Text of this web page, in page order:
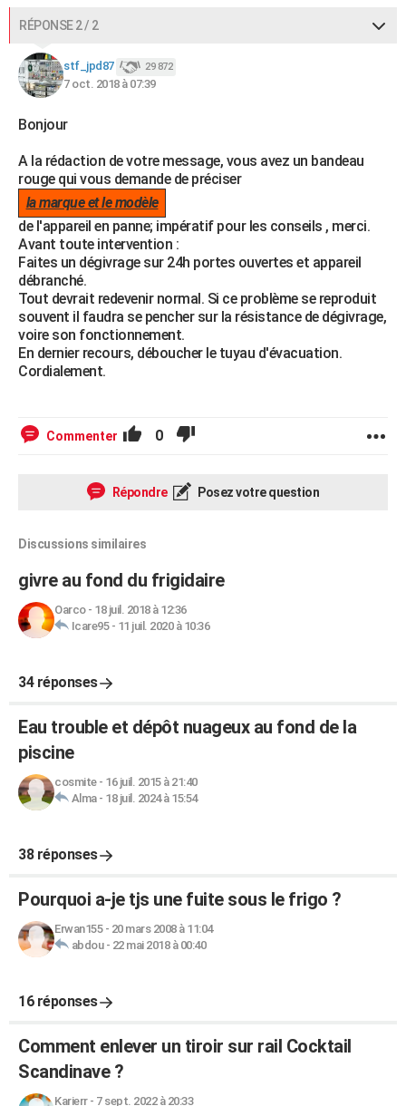
RÉPONSE 2 / 2
stf_jpd87 29 872
7 oct. 2018 à 07:39
Bonjour
A la rédaction de votre message, vous avez un bandeau
rouge qui vous demande de préciser
la marque et le modèle
de l'appareil en panne; impératif pour les conseils , merci.
Avant toute intervention :
Faites un dégivrage sur 24h portes ouvertes et appareil
débranché.
Tout devrait redevenir normal. Si ce problème se reproduit
souvent il faudra se pencher sur la résistance de dégivrage,
voire son fonctionnement.
En dernier recours, déboucher le tuyau d'évacuation.
Cordialement.
Commenter 0
Répondre Posez votre question
Discussions similaires
givre au fond du frigidaire
Oarco- 18 juil. 2018 à 12:36
Icare95- 11 juil. 2020 à 10:36
34 réponses
Eau trouble et dépôt nuageux au fond de la
piscine
cosmite- 16 juil. 2015 à 21:40
Alma- 18 juil. 2024 à 15:54
38 réponses
Pourquoi a-je tjs une fuite sous le frigo ?
Erwan155- 20 mars 2008 à 11:04
abdou- 22 mai 2018 à 00:40
16 réponses
Comment enlever un tiroir sur rail Cocktail
Scandinave ?
Karierr- 7 sept. 2022 à 20:33